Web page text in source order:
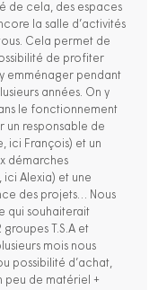
de cela, des espaces
la salle d’activités
Cela permet de
de profiter
emménager pendant
années. On y
le fonctionnement
un responsable de
ici François) et un
démarches
ici Alexia) et une
des projets… Nous
qui souhaiterait
T.S.A et
mois nous
possibilité d’achat,
peu de matériel +